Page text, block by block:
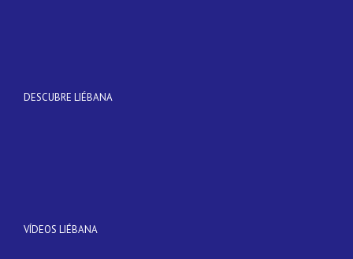
DESCUBRE LIÉBANA
VÍDEOS LIÉBANA